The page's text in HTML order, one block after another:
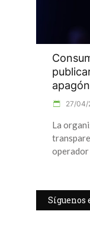
27/04/
La
Síguenos